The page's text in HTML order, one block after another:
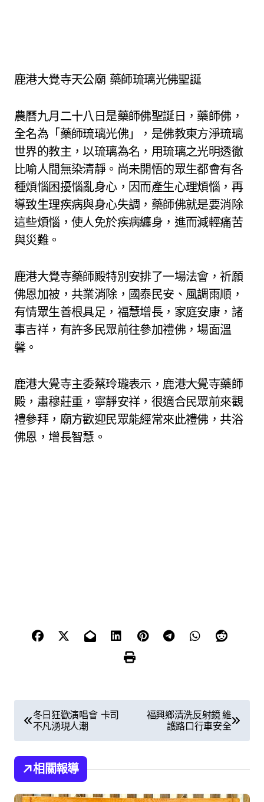
鹿港大覺寺天公廟 藥師琉璃光佛聖誕
農曆九月二十八日是藥師佛聖誕日，藥師佛，
全名為「藥師琉璃光佛」，是佛教東方淨琉璃
世界的教主，以琉璃為名，用琉璃之光明透徹
比喻人間無染清靜。尚未開悟的眾生都會有各
種煩惱困擾惱亂身心，因而產生心理煩惱，再
導致生理疾病與身心失調，藥師佛就是要消除
這些煩惱，使人免於疾病纏身，進而減輕痛苦
與災難。
鹿港大覺寺藥師殿特別安排了一場法會，祈願
佛恩加被，共業消除，國泰民安、風調雨順，
有情眾生善根具足，福慧增長，家庭安康，諸
事吉祥，有許多民眾前往參加禮佛，場面溫
馨。
鹿港大覺寺主委蔡玲瓏表示，鹿港大覺寺藥師
殿，肅穆莊重，寧靜安祥，很適合民眾前來觀
禮參拜，廟方歡迎民眾能經常來此禮佛，共浴
佛恩，增長智慧。
文
章
導
覽
冬日狂歡演唱會 卡司
不凡湧現人潮
福興鄉清洗反射鏡 維
護路口行車安全
相關報導